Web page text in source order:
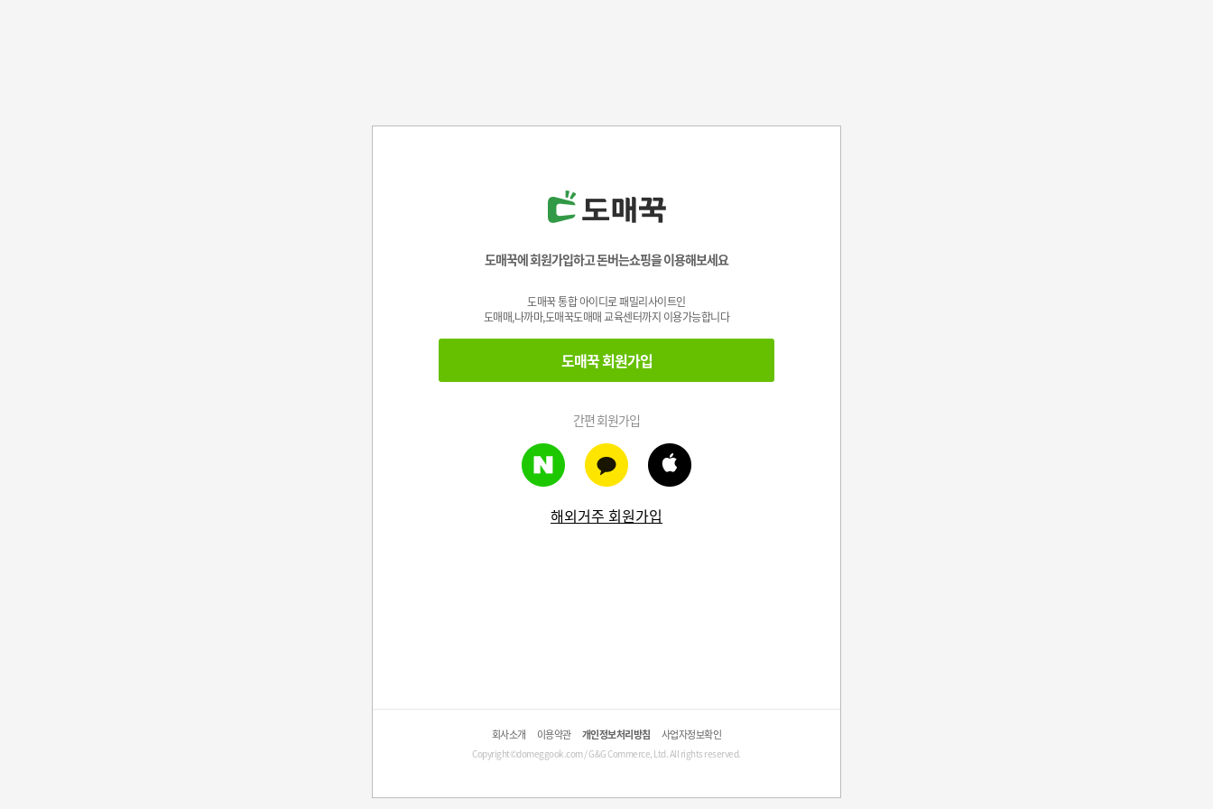
도매꾹에 회원가입하고 돈버는쇼핑을 이용해보세요
도매꾹 통합 아이디로 패밀리사이트인
도매매,나까마,도매꾹도매매 교육센터까지 이용가능합니다
도매꾹 회원가입
간편 회원가입
해외거주 회원가입
회사소개 이용약관 개인정보처리방침 사업자정보확인
Copyright©domeggook.com / G&G Commerce, Ltd. All rights reserved.